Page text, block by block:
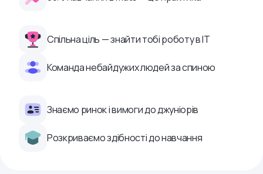
Спільна ціль — знайти тобі роботу в ІТ
Команда небайдужих людей за спиною
Знаємо ринок і вимоги до джуніорів
Розкриваємо здібності до навчання